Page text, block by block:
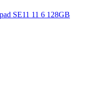
SE11 11 6 128GB